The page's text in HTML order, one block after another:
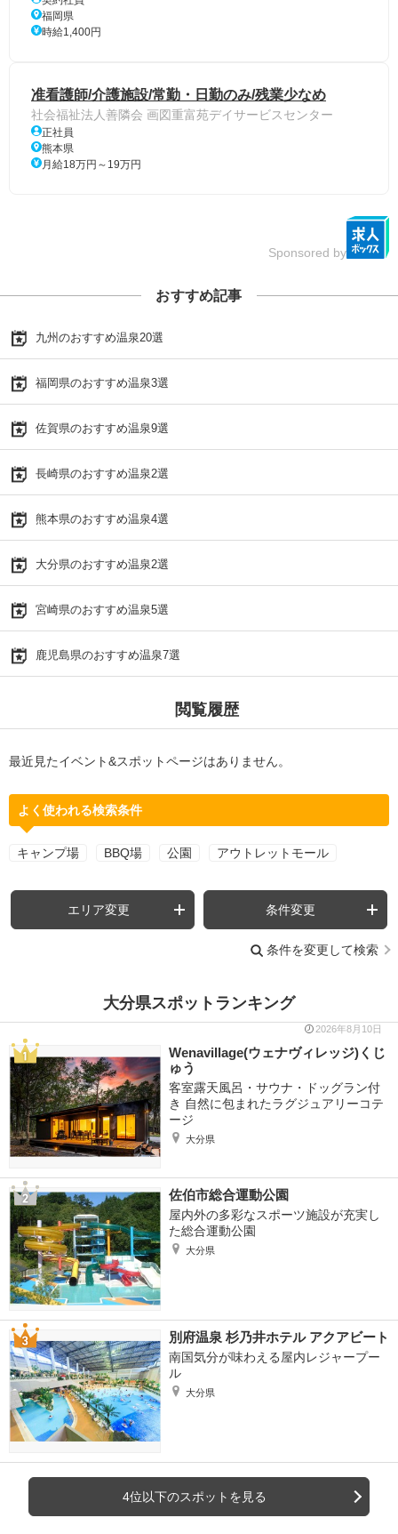
福岡県
時給1,400円
准看護師/介護施設/常勤・日勤のみ/残業少なめ
社会福祉法人善隣会 画図重富苑デイサービスセンター
正社員
熊本県
月給18万円～19万円
Sponsored by
おすすめ記事
九州のおすすめ温泉20選
福岡県のおすすめ温泉3選
佐賀県のおすすめ温泉9選
長崎県のおすすめ温泉2選
熊本県のおすすめ温泉4選
大分県のおすすめ温泉2選
宮崎県のおすすめ温泉5選
鹿児島県のおすすめ温泉7選
閲覧履歴
最近見たイベント&スポットページはありません。
よく使われる検索条件
キャンプ場 BBQ場 公園 アウトレットモール
エリア変更 条件変更
条件を変更して検索
大分県スポットランキング
2026年8月10日
Wenavillage(ウェナヴィレッジ)くじ
ゅう
客室露天風呂・サウナ・ドッグラン付
き 自然に包まれたラグジュアリーコテ
ージ
大分県
佐伯市総合運動公園
屋内外の多彩なスポーツ施設が充実し
た総合運動公園
大分県
別府温泉 杉乃井ホテル アクアビート
南国気分が味わえる屋内レジャープー
ル
大分県
4位以下のスポットを見る